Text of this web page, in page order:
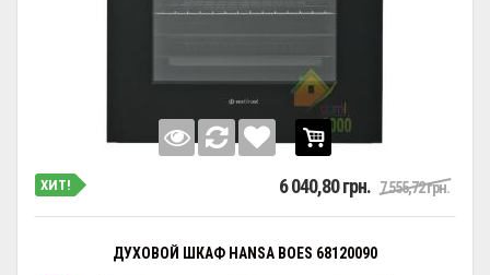
ХИТ! 6 040,80 грн. 7 555,72 грн.
ДУХОВОЙ ШКАФ HANSA BOES 68120090